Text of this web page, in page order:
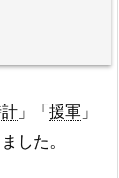
」「 援軍 」
した。